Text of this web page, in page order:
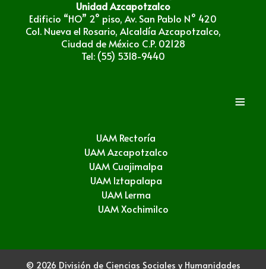
Unidad Azcapotzalco
Edificio “HO” 2° piso, Av. San Pablo N° 420
Col. Nueva el Rosario, Alcaldía Azcapotzalco,
Ciudad de México C.P. 02128
Tel: (55) 5318-9440
≡
UAM Rectoría
UAM Azcapotzalco
UAM Cuajimalpa
UAM Iztapalapa
UAM Lerma
UAM Xochimilco
© 2026 División de Ciencias Sociales y Humanidades